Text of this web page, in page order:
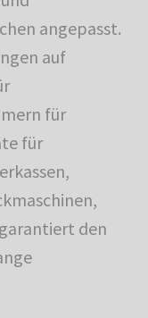
angepasst.
auf
für
für
den